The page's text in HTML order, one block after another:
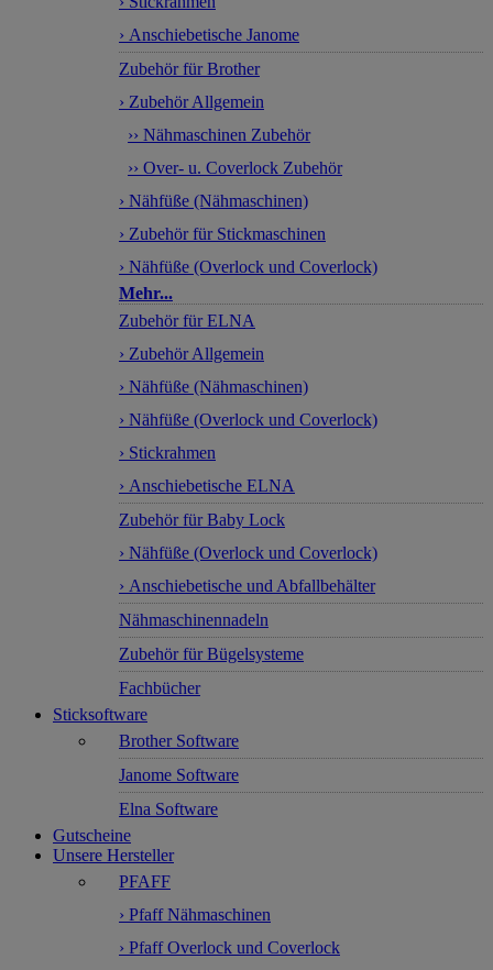
› Anschiebetische Janome
Zubehör für Brother
› Zubehör Allgemein
›› Nähmaschinen Zubehör
›› Over- u. Coverlock Zubehör
› Nähfüße (Nähmaschinen)
› Zubehör für Stickmaschinen
› Nähfüße (Overlock und Coverlock)
Mehr...
Zubehör für ELNA
› Zubehör Allgemein
› Nähfüße (Nähmaschinen)
› Nähfüße (Overlock und Coverlock)
› Stickrahmen
› Anschiebetische ELNA
Zubehör für Baby Lock
› Nähfüße (Overlock und Coverlock)
› Anschiebetische und Abfallbehälter
Nähmaschinennadeln
Zubehör für Bügelsysteme
Fachbücher
Sticksoftware
Brother Software
Janome Software
Elna Software
Gutscheine
Unsere Hersteller
PFAFF
› Pfaff Nähmaschinen
› Pfaff Overlock und Coverlock